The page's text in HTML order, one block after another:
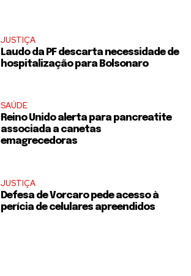
JUSTIÇA
Laudo da PF descarta necessidade de
hospitalização para Bolsonaro
SAÚDE
Reino Unido alerta para pancreatite
associada a canetas
emagrecedoras
JUSTIÇA
Defesa de Vorcaro pede acesso à
perícia de celulares apreendidos